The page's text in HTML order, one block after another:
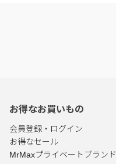
お得なお買いもの
会員登録・ログイン
お得なセール
MrMaxプライベートブランド